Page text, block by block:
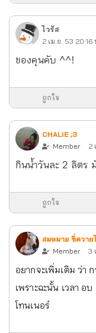
ไวรัส
2 เม.ย. 53 20:16
ของคุนคับ ^^!
ถูกใจ
CHALIE ;3
Member
2
กินน้ำวันละ 2 ลิตร
ถูกใจ
สมหมาย ขี่ควาย
Member
3
อยากจะเพิ่มเติม ว่า
เพราะฉะนั้น เวลา อ
โทนเนอร์